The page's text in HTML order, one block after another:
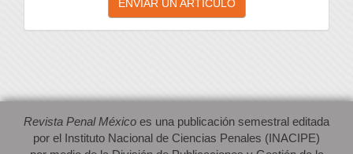
artículo
ENVIAR UN ARTÍCULO
Revista Penal México es una publicación semestral editada
por el Instituto Nacional de Ciencias Penales (INACIPE)